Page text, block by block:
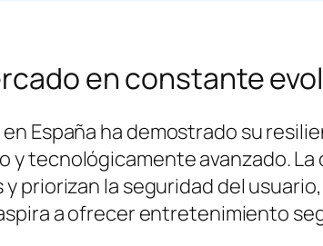
en constante
España ha demostrado su
tecnológicamente avanzado.
priorizan la seguridad del
a ofrecer entretenimiento